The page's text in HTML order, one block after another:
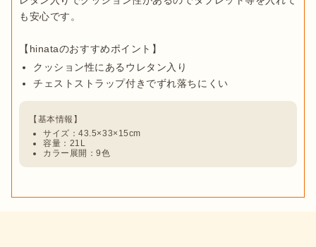
も安心です。
クッション性にあるウレタン入り
チェストストラップ付きでずれ落ちにくい
サイズ：43.5×33×15cm
容量：21L
カラー展開：9色